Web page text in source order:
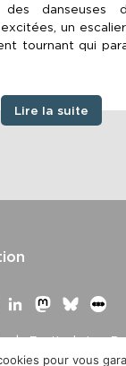
danseuses
un
tournant qui
Lire la suite
| Festival La
– Mentions
pour vous